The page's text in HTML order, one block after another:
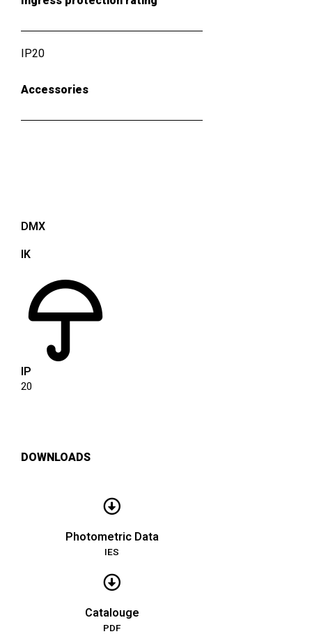
IP20
Accessories
DMX
IK
IP
20
DOWNLOADS
Photometric Data
IES
Catalouge
PDF